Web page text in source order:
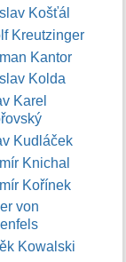
Košťál
Kreutzinger
Kantor
Kolda
Karel
Kudláček
Knichal
Kořínek
von
Kowalski